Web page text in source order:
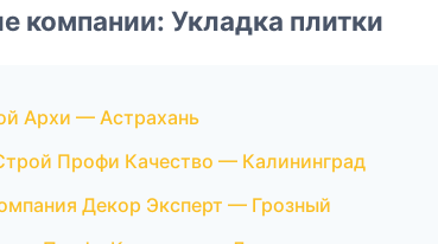
компании: Укладка плитки
Архи — Астрахань
Профи Качество — Калининград
Декор Эксперт — Грозный